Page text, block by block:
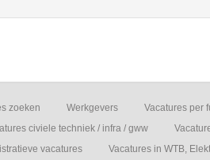
zoeken Werkgevers Vacatures per
civiele techniek / infra / gww
vacatures
Vacatures in WTB,